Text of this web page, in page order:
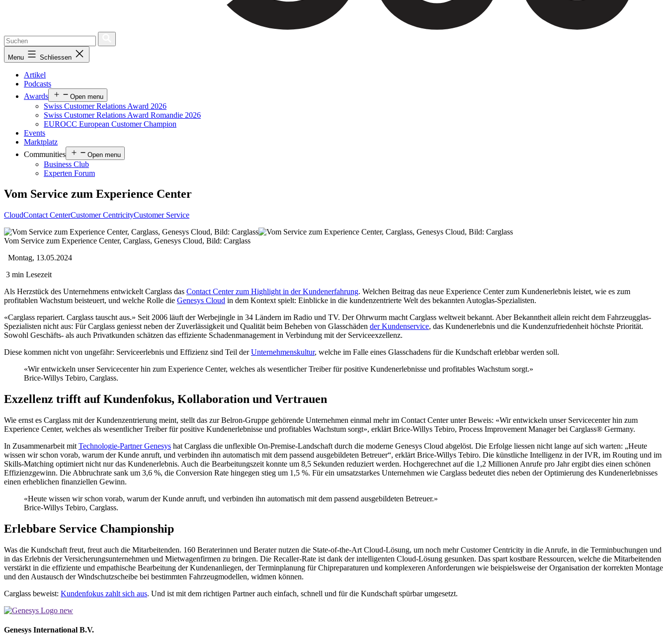
Menu Schliessen
Artikel
Podcasts
Awards
Open menu
Swiss Customer Relations Award 2026
Swiss Customer Relations Award Romandie 2026
EUROCC European Customer Champion
Events
Marktplatz
Communities
Open menu
Business Club
Experten Forum
Vom Service zum Experience Center
CloudContact CenterCustomer CentricityCustomer Service
Vom Service zum Experience Center, Carglass, Genesys Cloud, Bild: Carglass
Montag, 13.05.2024
3 min Lesezeit
Als Herzstück des Unternehmens entwickelt Carglass das Contact Center zum Highlight in der Kundenerfahrung. Welchen Beitrag das neue Experience Center zum Kundenerlebnis leistet, wie es zum
profitablen Wachstum beisteuert, und welche Rolle die Genesys Cloud in dem Kontext spielt: Einblicke in die kundenzentrierte Welt des bekannten Autoglas-Spezialisten.
«Carglass repariert. Carglass tauscht aus.» Seit 2006 läuft der Werbejingle in 34 Ländern im Radio und TV. Der Ohrwurm macht Carglass weltweit bekannt. Aber Bekanntheit allein reicht dem Fahrzeugglas-
Spezialisten nicht aus: Für Carglass geniesst neben der Zuverlässigkeit und Qualität beim Beheben von Glasschäden der Kundenservice, das Kundenerlebnis und die Kundenzufriedenheit höchste Priorität.
Sowohl Geschäfts- als auch Privatkunden schätzen das effiziente Schadenmanagement in Verbindung mit der Serviceexzellenz.
Diese kommen nicht von ungefähr: Serviceerlebnis und Effizienz sind Teil derUnternehmenskultur, welche im Falle eines Glasschadens für die Kundschaft erlebbar werden soll.
«Wir entwickeln unser Servicecenter hin zum Experience Center, welches als wesentlicher Treiber für positive Kundenerlebnisse und profitables Wachstum sorgt.»
Brice-Willys Tebiro, Carglass.
Exzellenz trifft auf Kundenfokus, Kollaboration und Vertrauen
Wie ernst es Carglass mit der Kundenzentrierung meint, stellt das zur Belron-Gruppe gehörende Unternehmen einmal mehr im Contact Center unter Beweis: «Wir entwickeln unser Servicecenter hin zum
Experience Center, welches als wesentlicher Treiber für positive Kundenerlebnisse und profitables Wachstum sorgt», erklärt Brice-Willys Tebiro, Process Improvement Manager bei Carglass® Germany.
In Zusammenarbeit mit Technologie-Partner Genesys hat Carglass die unflexible On-Premise-Landschaft durch die moderne Genesys Cloud abgelöst. Die Erfolge liessen nicht lange auf sich warten: „Heute
wissen wir schon vorab, warum der Kunde anruft, und verbinden ihn automatisch mit dem passend ausgebildeten Betreuer“, erklärt Brice-Willys Tebiro. Die künstliche Intelligenz in der IVR, im Routing und im
Skills-Matching optimiert nicht nur das Kundenerlebnis. Auch die Bearbeitungszeit konnte um 8,5 Sekunden reduziert werden. Hochgerechnet auf die 1,2 Millionen Anrufe pro Jahr ergibt dies einen schönen
Effizienzgewinn. Die Abbruchrate sank um 3,6 %, die Conversion Rate hingegen stieg um 1,5 %. Für ein umsatzstarkes Unternehmen wie Carglass bedeutet dies neben der Optimierung des Kundenerlebnisses
einen erheblichen finanziellen Gewinn.
«Heute wissen wir schon vorab, warum der Kunde anruft, und verbinden ihn automatisch mit dem passend ausgebildeten Betreuer.»
Brice-Willys Tebiro, Carglass.
Erlebbare Service Championship
Was die Kundschaft freut, freut auch die Mitarbeitenden. 160 Beraterinnen und Berater nutzen die State-of-the-Art Cloud-Lösung, um noch mehr Customer Centricity in die Anrufe, in die Terminbuchungen und
in das Erlebnis der Versicherungsunternehmen und Mietwagenfirmen zu bringen. Die Recaller-Rate ist dank der intelligenten Cloud-Lösung gesunken. Das spart kostbare Ressourcen, welche die Mitarbeitenden
verstärkt in die effiziente und empathische Bearbeitung der Kundenanliegen, der Terminplanung für Chipreparaturen und komplexeren Anforderungen wie beispielsweise der Organisation der korrekten Montage
und den Austausch der Windschutzscheibe bei bestimmten Fahrzeugmodellen, widmen können.
Carglass beweist: Kundenfokus zahlt sich aus. Und ist mit dem richtigen Partner auch einfach, schnell und für die Kundschaft spürbar umgesetzt.
Genesys International B.V.